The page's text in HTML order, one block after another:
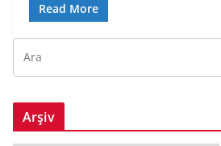
Read More
Arşiv